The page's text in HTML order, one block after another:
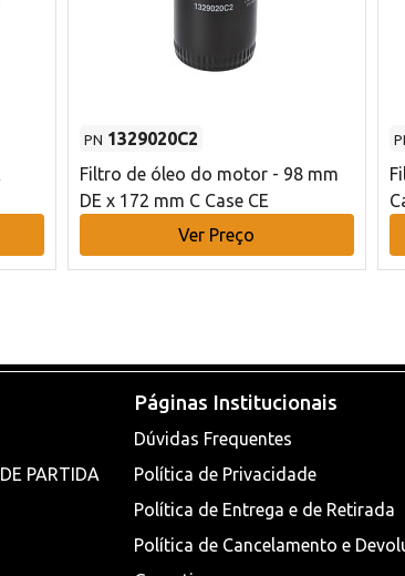
PN 1329020C2
Filtro de óleo do motor - 98 mm
DE x 172 mm C Case CE
Ver Preço
PARTIDA
Páginas Institucionais
Dúvidas Frequentes
Política de Privacidade
Política de Entrega e de Retirada
Política de Cancelamento e